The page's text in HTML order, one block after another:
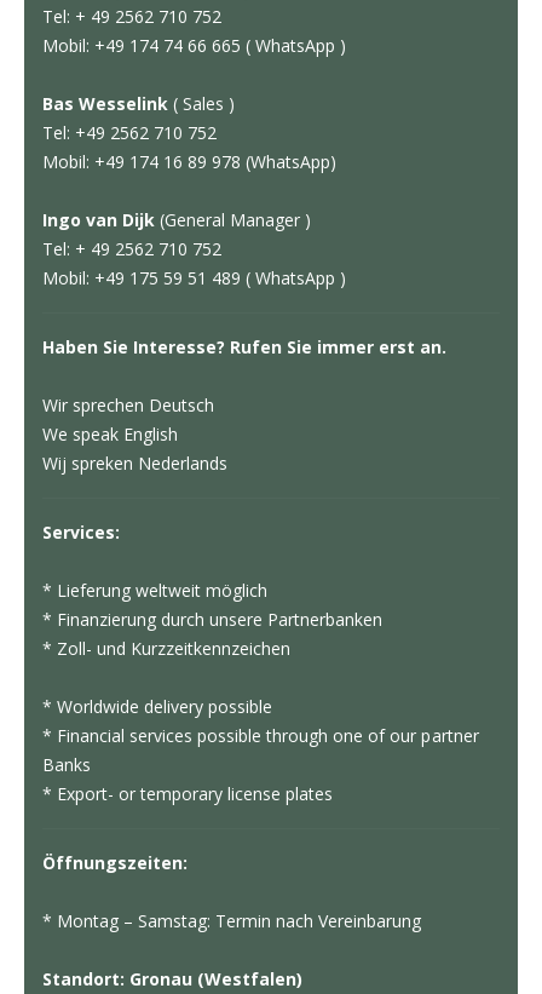
Tel: + 49 2562 710 752
Mobil: +49 174 74 66 665 ( WhatsApp )
Bas Wesselink ( Sales )
Tel: +49 2562 710 752
Mobil: +49 174 16 89 978 (WhatsApp)
Ingo van Dijk (General Manager )
Tel: + 49 2562 710 752
Mobil: +49 175 59 51 489 ( WhatsApp )
Haben Sie Interesse? Rufen Sie immer erst an.
Wir sprechen Deutsch
We speak English
Wij spreken Nederlands
Services:
* Lieferung weltweit möglich
* Finanzierung durch unsere Partnerbanken
* Zoll- und Kurzzeitkennzeichen
* Worldwide delivery possible
* Financial services possible through one of our partner
Banks
* Export- or temporary license plates
Öffnungszeiten:
* Montag – Samstag: Termin nach Vereinbarung
Standort: Gronau (Westfalen)